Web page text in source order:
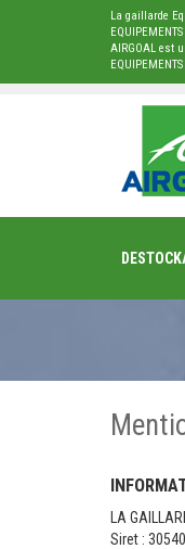
La gaillarde
EQUIPEMENTS
AIRGOAL est
EQUIPEMENTS
LA
Siret :